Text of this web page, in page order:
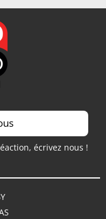
écrivez nous !